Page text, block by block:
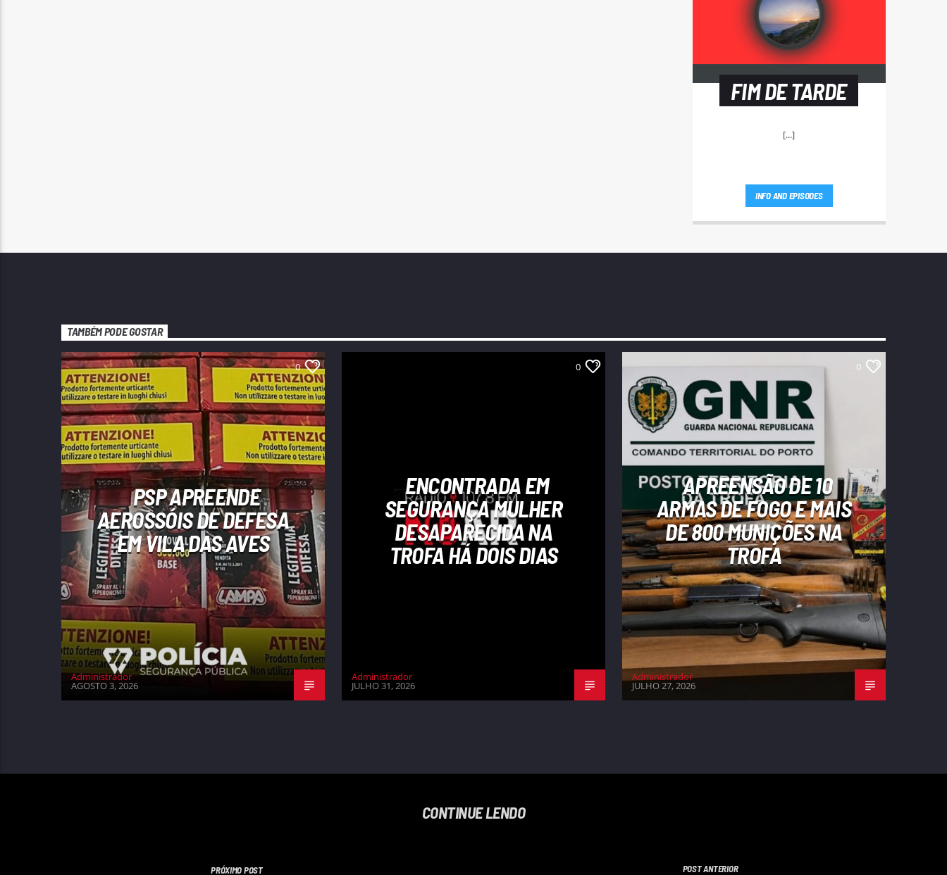
FIM DE TARDE
[...]
INFO AND EPISODES
TAMBÉM PODE GOSTAR
0
PSP APREENDE
AEROSSÓIS DE DEFESA
EM VILA DAS AVES
Administrador
AGOSTO 3, 2026
0
ENCONTRADA EM
SEGURANÇA MULHER
DESAPARECIDA NA
TROFA HÁ DOIS DIAS
Administrador
JULHO 31, 2026
0
APREENSÃO DE 10
ARMAS DE FOGO E MAIS
DE 800 MUNIÇÕES NA
TROFA
Administrador
JULHO 27, 2026
CONTINUE LENDO
PRÓXIMO POST POST ANTERIOR